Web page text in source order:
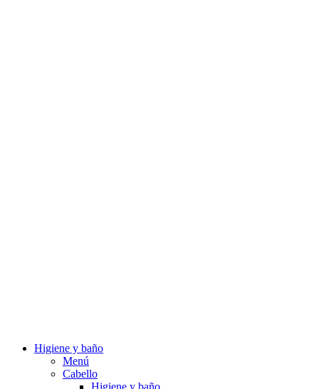
Higiene y baño
Menú
Cabello